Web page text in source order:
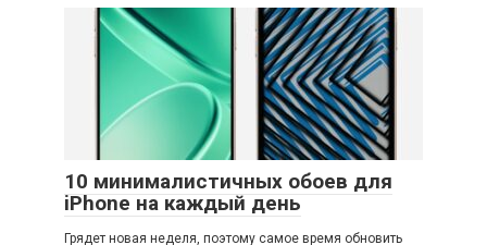
10 минималистичных обоев для
iPhone на каждый день
Грядет новая неделя, поэтому самое время обновить